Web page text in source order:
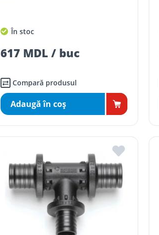
În stoc
617 MDL / buc
Compară produsul
Adaugă în coş